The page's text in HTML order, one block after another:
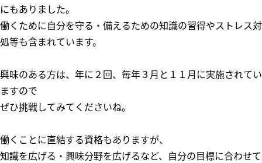
にもありました。
働くために自分を守る・備えるための知識の習得やストレス対
処等も含まれています。
興味のある方は、年に２回、毎年３月と１１月に実施されてい
ますので
ぜひ挑戦してみてくださいね。
働くことに直結する資格もありますが、
知識を広げる・興味分野を広げるなど、自分の目標に合わせて